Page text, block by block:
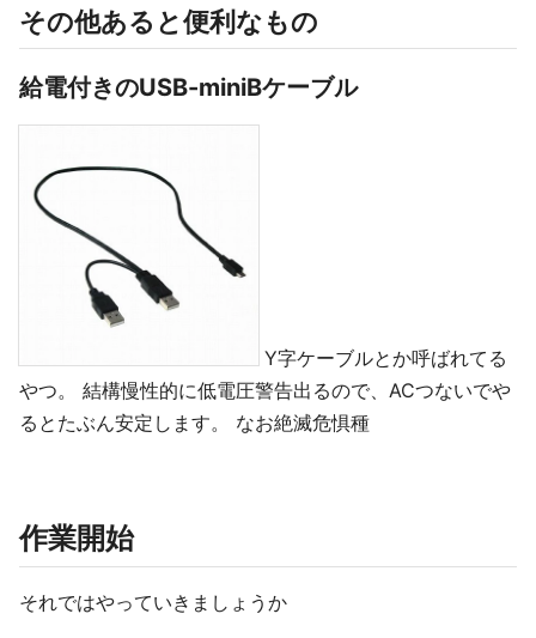
その他あると便利なもの
給電付きのUSB-miniBケーブル
Y字ケーブルとか呼ばれてる
やつ。 結構慢性的に低電圧警告出るので、ACつないでや
るとたぶん安定します。 なお絶滅危惧種
作業開始
それではやっていきましょうか